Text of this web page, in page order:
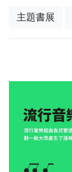
主題書展